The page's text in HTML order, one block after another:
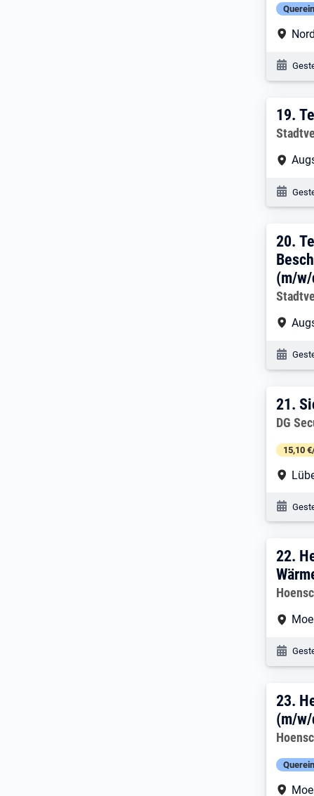
19.
19.
20.
20.
(m/
21.
21.
DG
15,10
22.
22.
23.
23.
(m/